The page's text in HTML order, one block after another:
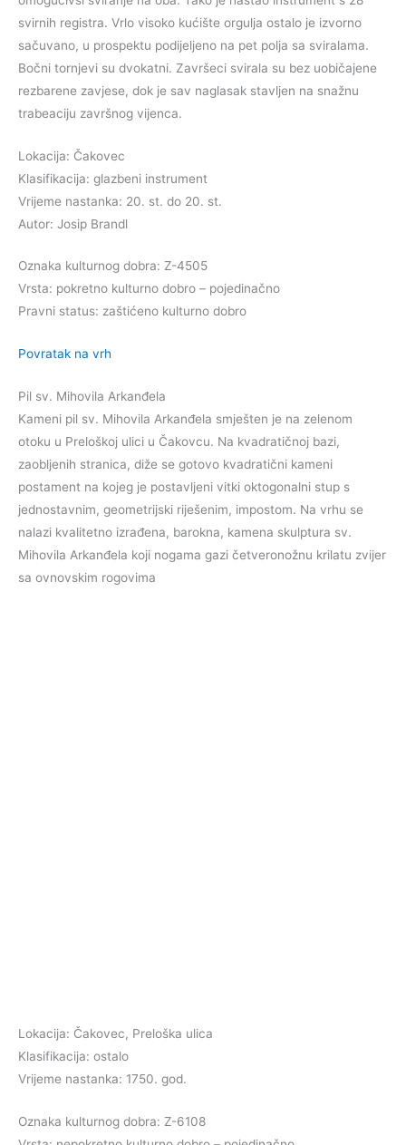
svirnih registra. Vrlo visoko kućište orgulja ostalo je izvorno
sačuvano, u prospektu podijeljeno na pet polja sa sviralama.
Bočni tornjevi su dvokatni. Završeci svirala su bez uobičajene
rezbarene zavjese, dok je sav naglasak stavljen na snažnu
trabeaciju završnog vijenca.
Lokacija: Čakovec
Klasifikacija: glazbeni instrument
Vrijeme nastanka: 20. st. do 20. st.
Autor: Josip Brandl
Oznaka kulturnog dobra: Z-4505
Vrsta: pokretno kulturno dobro – pojedinačno
Pravni status: zaštićeno kulturno dobro
Povratak na vrh
Pil sv. Mihovila Arkanđela
Kameni pil sv. Mihovila Arkanđela smješten je na zelenom
otoku u Preloškoj ulici u Čakovcu. Na kvadratičnoj bazi,
zaobljenih stranica, diže se gotovo kvadratični kameni
postament na kojeg je postavljeni vitki oktogonalni stup s
jednostavnim, geometrijski riješenim, impostom. Na vrhu se
nalazi kvalitetno izrađena, barokna, kamena skulptura sv.
Mihovila Arkanđela koji nogama gazi četveronožnu krilatu zvijer
sa ovnovskim rogovima
Lokacija: Čakovec, Preloška ulica
Klasifikacija: ostalo
Vrijeme nastanka: 1750. god.
Oznaka kulturnog dobra: Z-6108